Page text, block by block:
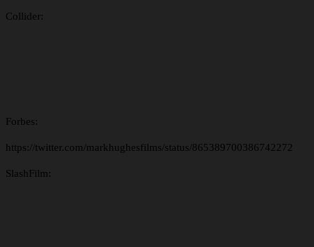
Collider:
Forbes:
https://twitter.com/markhughesfilms/status/865389700386742272
SlashFilm: